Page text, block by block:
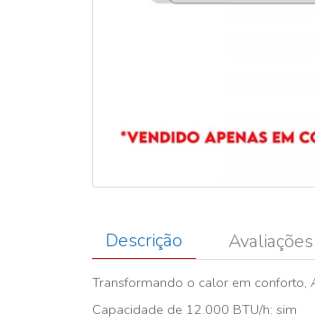
Descrição
Transformando o calor em conforto,
Capacidade de 12.000 BTU/h: sim